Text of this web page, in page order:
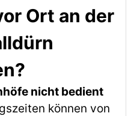
Ort an der
nicht bedient
können von